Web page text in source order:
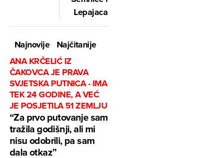
Lepajaca
Najnovije
Najčitanije
ANA KRČELIĆ IZ
ČAKOVCA JE PRAVA
SVJETSKA PUTNICA - IMA
TEK 24 GODINE, A VEĆ
JE POSJETILA 51 ZEMLJU
“Za prvo putovanje sam
tražila godišnji, ali mi
nisu odobrili, pa sam
dala otkaz”